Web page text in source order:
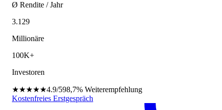
Ø Rendite / Jahr
3.129
Millionäre
100K+
Investoren
★★★★★4.9/598,7% Weiterempfehlung
Kostenfreies Erstgespräch